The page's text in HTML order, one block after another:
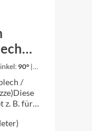
C)
90° |
/
z. B. für
mit